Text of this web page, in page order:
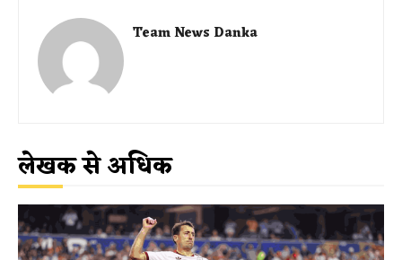
Team News Danka
लेखक से अधिक